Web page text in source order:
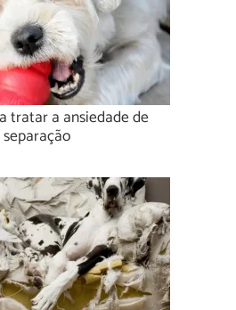
tratar a ansiedade de
separação